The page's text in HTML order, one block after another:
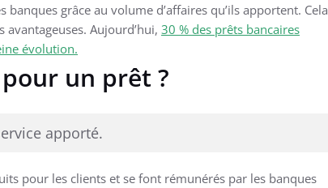
grâce au volume d’affaires qu’ils apportent. Cela
Aujourd’hui, 30 % des prêts bancaires
évolution.
un prêt ?
apporté.
pour les clients et se font rémunérés par les banques